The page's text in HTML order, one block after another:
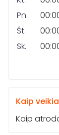
Pn.
Št.
Sk.
Kaip
Kaip